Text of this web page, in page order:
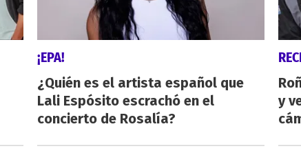
¡EPA!
¿Quién es el artista español que
Lali Espósito escrachó en el
concierto de Rosalía?
y